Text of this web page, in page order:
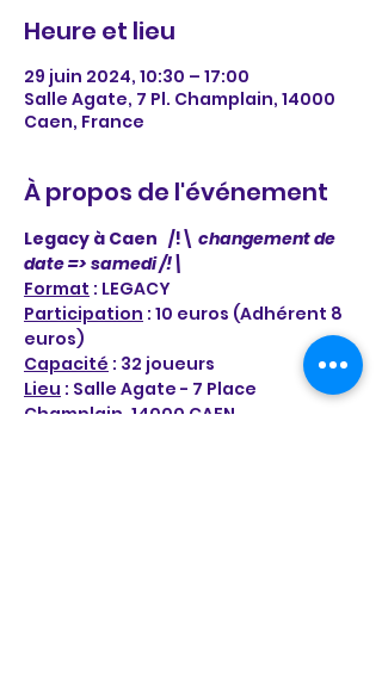
Heure et lieu
29 juin 2024, 10:30 – 17:00
Salle Agate, 7 Pl. Champlain, 14000
Caen, France
À propos de l'événement
Legacy à Caen   /!\ changement de
date => samedi /!\
Format : LEGACY
Participation : 10 euros (Adhérent 8
euros)
Capacité : 32 joueurs
Lieu : Salle Agate - 7 Place
Champlain, 14000 CAEN